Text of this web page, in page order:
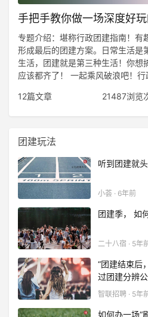
礼品创意库
关于我们
手把手教你做一场深度好
专题介绍：堪称行政团建指南！有
形成最后的团建方案。日常生活是
生活，团建就是第三种生活！你想
应该都齐了！ 一起乘风破浪吧！行
12篇文章 21487浏览
团建玩法
听到团建就
小荟 · 6年前
团建季， 如何
二十八宿 · 5年
​“团建结束后
过团建分辨公
智联招聘 · 5年
如何办一场“